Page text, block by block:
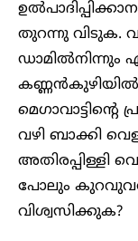
തുറന്നു വിടുക.
ഡാമിൽനിന്നും
കണ്ണൻകുഴിയിൽ
വഴി ബാക്കി
അതിരപ്പിള്ളി
പോലും
വിശ്വസിക്കുക?